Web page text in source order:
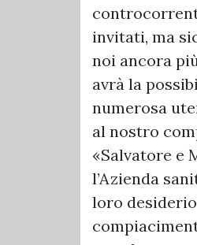
invitati, ma
noi ancora
avrà la
numerosa
al nostro
«Salvatore e
l’Azienda
loro desiderio